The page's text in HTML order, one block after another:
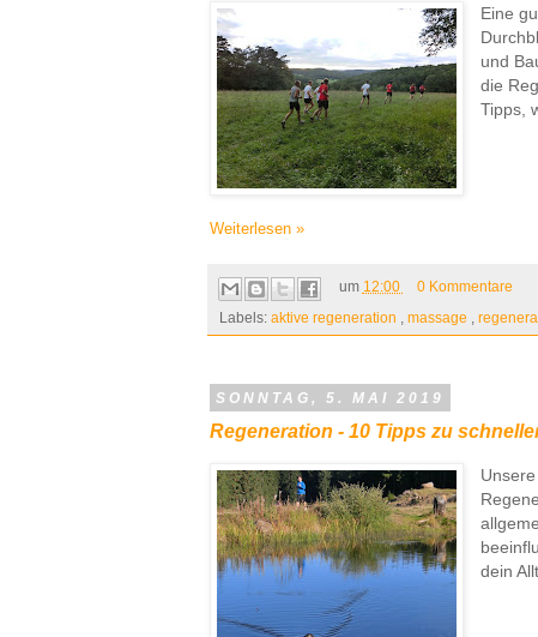
Eine
und
die
Tipps,
Weiterlesen »
um 12:00
0 Kommentare
Labels: aktive regeneration massage
SONNTAG, 5. MAI 2019
Regeneration - 10 Tipps zu
dein